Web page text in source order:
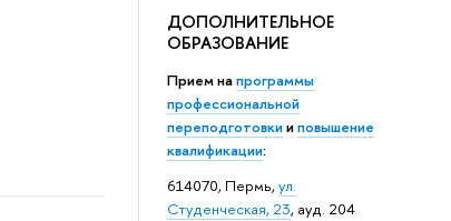
ДОПОЛНИТЕЛЬНОЕ
ОБРАЗОВАНИЕ
Прием напрограммы
профессиональной
переподготовкииповышение
квалификации:
614070, Пермь,ул.
Студенческая, 23, ауд. 204